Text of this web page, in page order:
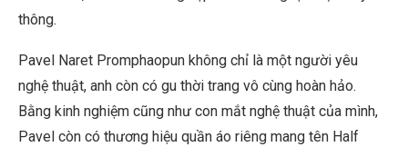
thông.
Pavel Naret Promphaopun không chỉ là một người yêu
nghệ thuật, anh còn có gu thời trang vô cùng hoàn hảo.
Bằng kinh nghiệm cũng như con mắt nghệ thuật của mình,
Pavel còn có thương hiệu quần áo riêng mang tên Half